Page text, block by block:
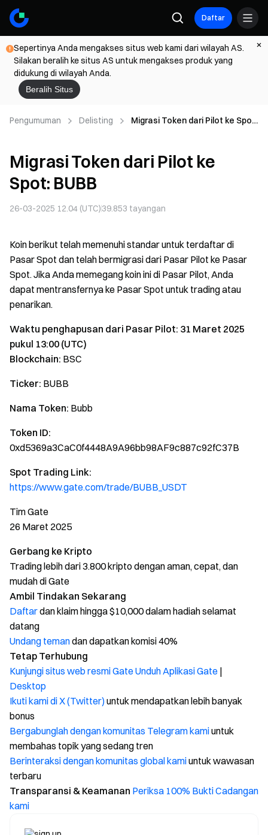
Daftar
Sepertinya Anda mengakses situs web kami dari wilayah AS.
Silakan beralih ke situs AS untuk mengakses produk yang
didukung di wilayah Anda.
Beralih Situs
Pengumuman Delisting
Migrasi Token dari Pilot ke Spot:
Migrasi Token dari Pilot ke
Spot: BUBB
26-03-2025 12.04 (UTC)39.853 tayangan
Koin berikut telah memenuhi standar untuk terdaftar di
Pasar Spot dan telah bermigrasi dari Pasar Pilot ke Pasar
Spot. Jika Anda memegang koin ini di Pasar Pilot, Anda
dapat mentransfernya ke Pasar Spot untuk trading atau
penarikan.
Waktu penghapusan dari Pasar Pilot: 31 Maret 2025
pukul 13:00 (UTC)
Blockchain: BSC
Ticker: BUBB
Nama Token: Bubb
Token ID:
0xd5369a3CaC0f4448A9A96bb98AF9c887c92fC37B
Spot Trading Link:
https://www.gate.com/trade/BUBB_USDT
Tim Gate
26 Maret 2025
Gerbang ke Kripto
Trading lebih dari 3.800 kripto dengan aman, cepat, dan
mudah di Gate
Ambil Tindakan Sekarang
Daftardan klaim hingga $10,000 dalam hadiah selamat
datang
Undang temandan dapatkan komisi 40%
Tetap Terhubung
Kunjungi situs web resmi GateUnduh Aplikasi Gate |
Desktop
Ikuti kami di X (Twitter)untuk mendapatkan lebih banyak
bonus
Bergabunglah dengan komunitas Telegram kamiuntuk
membahas topik yang sedang tren
Berinteraksi dengan komunitas global kamiuntuk wawasan
terbaru
Transparansi & Keamanan Periksa 100% Bukti Cadangan
kami